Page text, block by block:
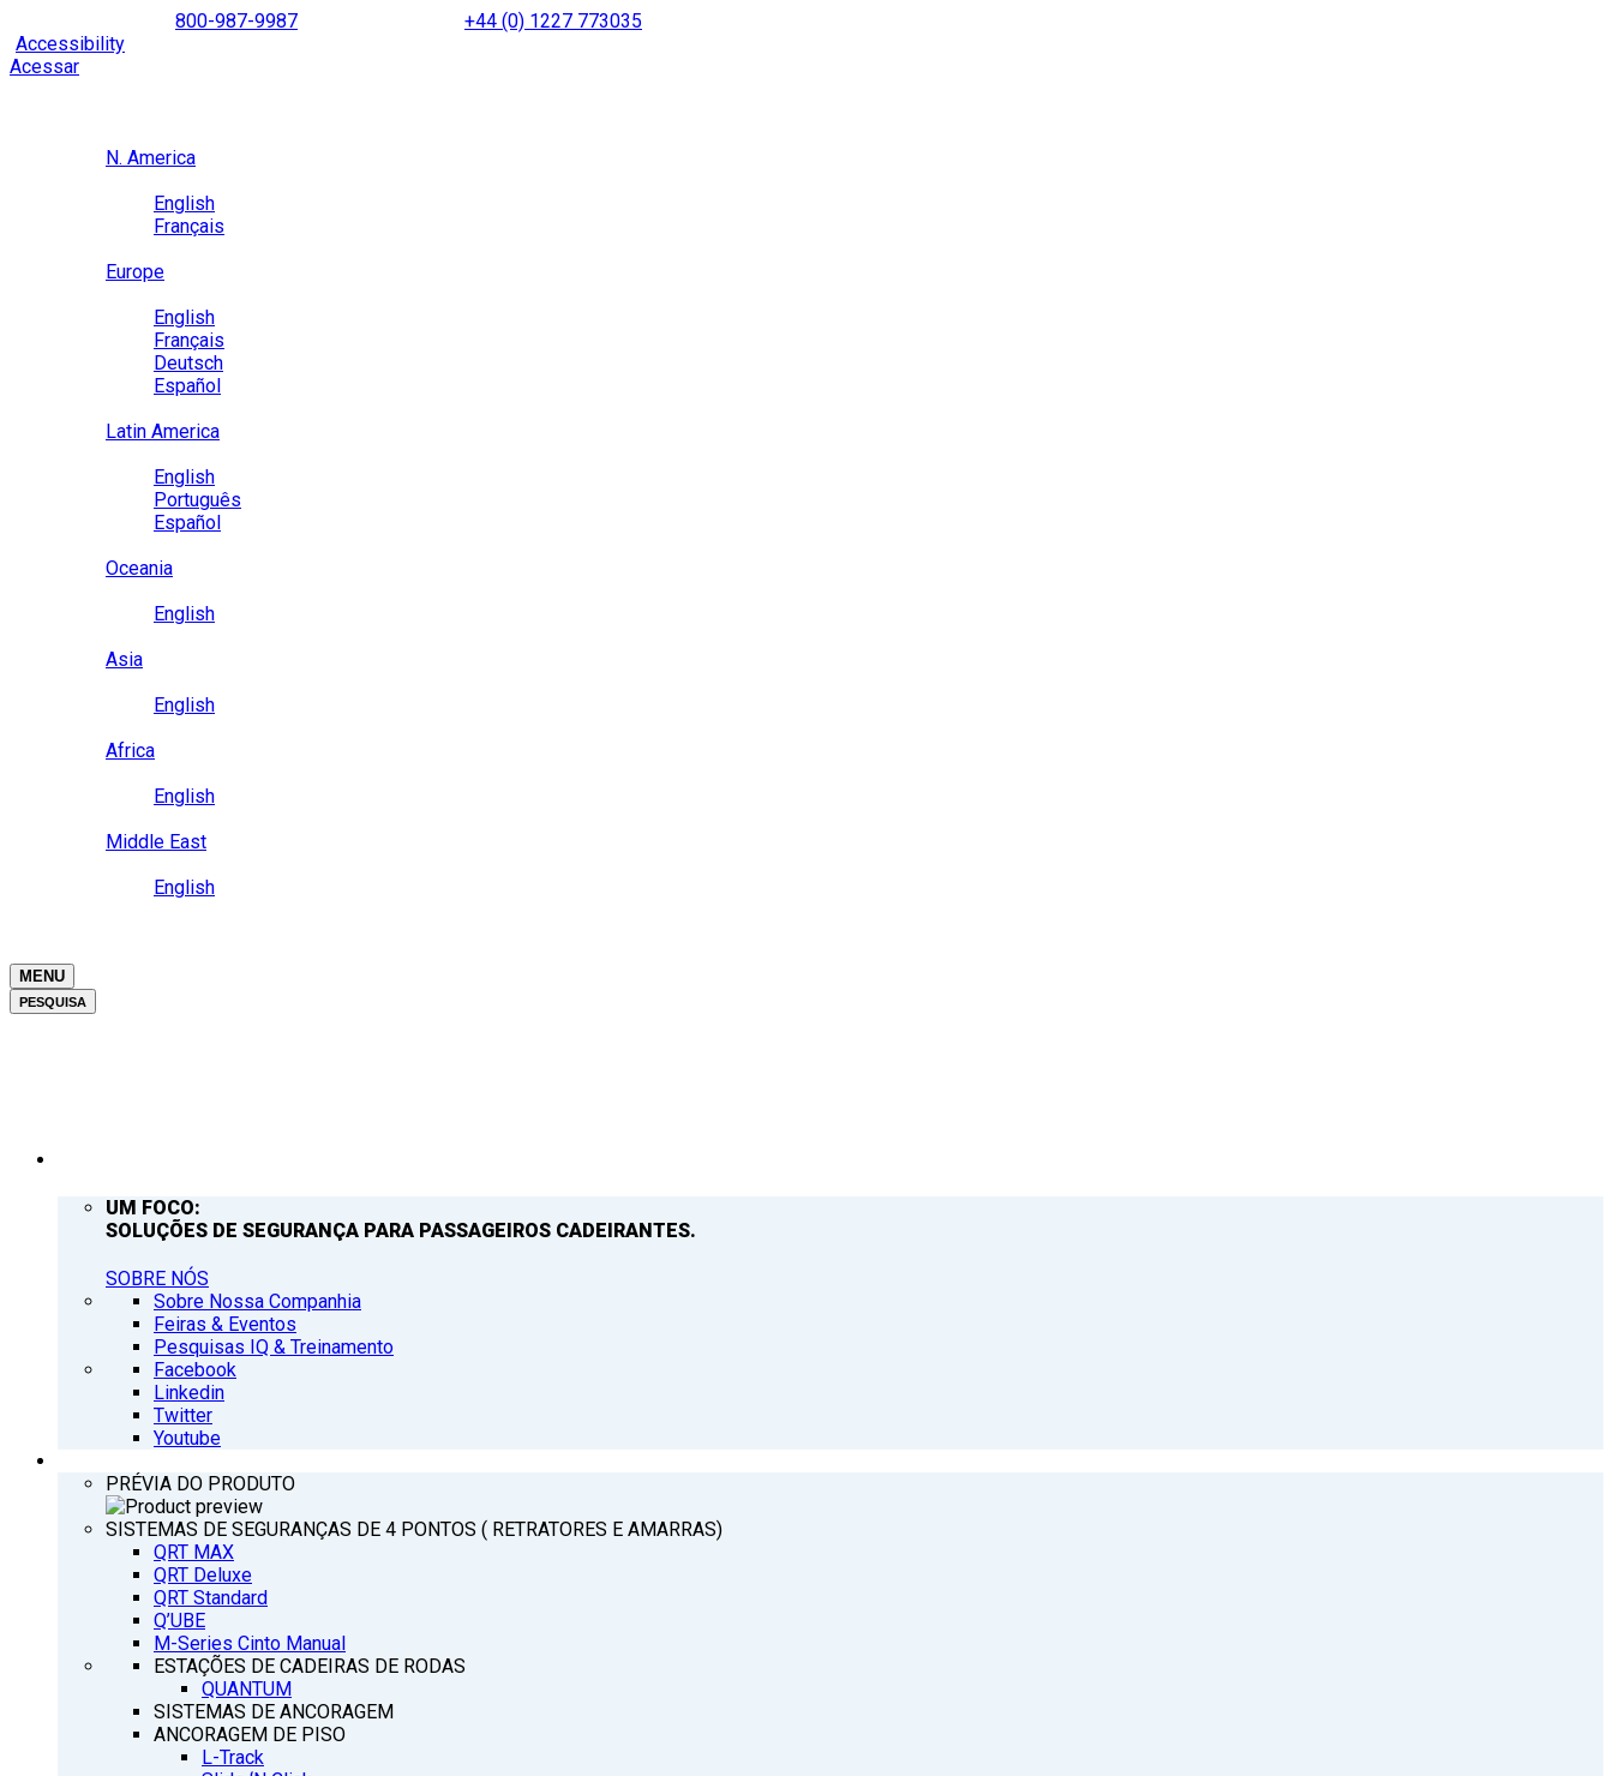
to
content
800-987-9987
+44 (0) 1227 773035
Accessibility
Acessar
N. America
English
Français
Europe
English
Français
Deutsch
Español
Latin America
English
Português
Español
Oceania
English
Asia
English
Africa
English
Middle East
English
MENU
PESQUISA
UM FOCO:
SOLUÇÕES DE SEGURANÇA PARA PASSAGEIROS CADEIRANTES.
SOBRE NÓS
Sobre Nossa Companhia
Feiras & Eventos
Pesquisas IQ & Treinamento
Facebook
Linkedin
Twitter
Youtube
PRÉVIA DO PRODUTO
SISTEMAS DE SEGURANÇAS DE 4 PONTOS ( RETRATORES E AMARRAS)
QRT MAX
QRT Deluxe
QRT Standard
Q’UBE
M-Series Cinto Manual
ESTAÇÕES DE CADEIRAS DE RODAS
QUANTUM
SISTEMAS DE ANCORAGEM
ANCORAGEM DE PISO
L-Track